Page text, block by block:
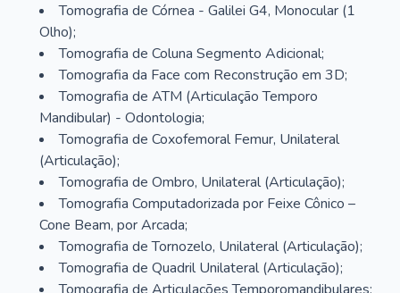
Tomografia de Córnea - Galilei G4, Monocular (1
Olho);
Tomografia de Coluna Segmento Adicional;
Tomografia da Face com Reconstrução em 3D;
Tomografia de ATM (Articulação Temporo
Mandibular) - Odontologia;
Tomografia de Coxofemoral Femur, Unilateral
(Articulação);
Tomografia de Ombro, Unilateral (Articulação);
Tomografia Computadorizada por Feixe Cônico –
Cone Beam, por Arcada;
Tomografia de Tornozelo, Unilateral (Articulação);
Tomografia de Quadril Unilateral (Articulação);